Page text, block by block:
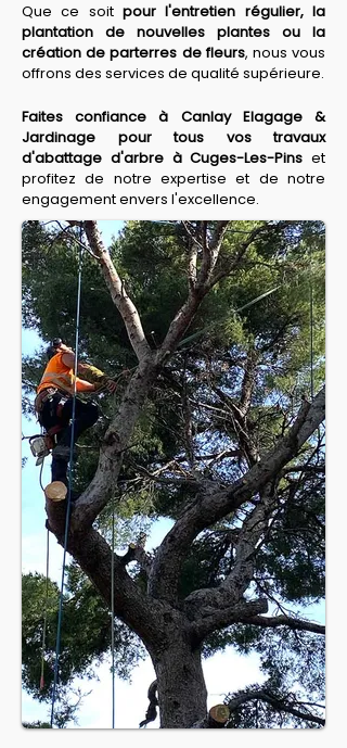
Que ce soit pour l'entretien régulier, la
plantation de nouvelles plantes ou la
création de parterres de fleurs, nous vous
offrons des services de qualité supérieure.
Faites confiance à Canlay Elagage &
Jardinage pour tous vos travaux
d'abattage d'arbre à Cuges-Les-Pins et
profitez de notre expertise et de notre
engagement envers l'excellence.